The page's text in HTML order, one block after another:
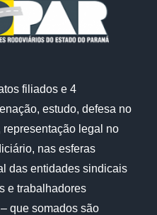
filiados e 4
estudo, defesa no
legal no
nas esferas
das entidades sindicais
e trabalhadores
que somados são